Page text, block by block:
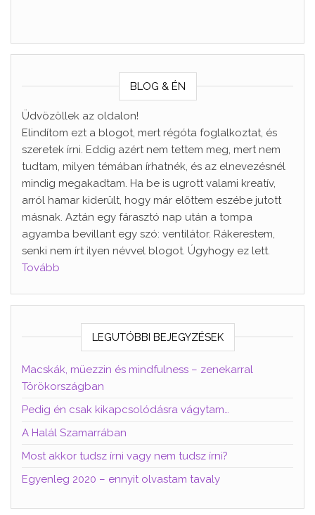
BLOG & ÉN
Üdvözöllek az oldalon!
Elindítom ezt a blogot, mert régóta foglalkoztat, és
szeretek írni. Eddig azért nem tettem meg, mert nem
tudtam, milyen témában írhatnék, és az elnevezésnél
mindig megakadtam. Ha be is ugrott valami kreatív,
arról hamar kiderült, hogy már előttem eszébe jutott
másnak. Aztán egy fárasztó nap után a tompa
agyamba bevillant egy szó: ventilátor. Rákerestem,
senki nem írt ilyen névvel blogot. Úgyhogy ez lett.
Tovább
LEGUTÓBBI BEJEGYZÉSEK
Macskák, müezzin és mindfulness – zenekarral
Törökországban
Pedig én csak kikapcsolódásra vágytam…
A Halál Szamarrában
Most akkor tudsz írni vagy nem tudsz írni?
Egyenleg 2020 – ennyit olvastam tavaly